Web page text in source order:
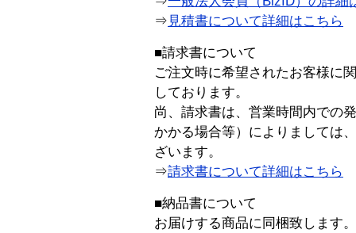
⇒ 見積書について詳細はこちら
■請求書について
ご注文時に希望されたお客様に
しております。
尚、請求書は、営業時間内での
かかる場合等）によりましては
ざいます。
⇒請求書について詳細はこちら
■納品書について
お届けする商品に同梱致します。